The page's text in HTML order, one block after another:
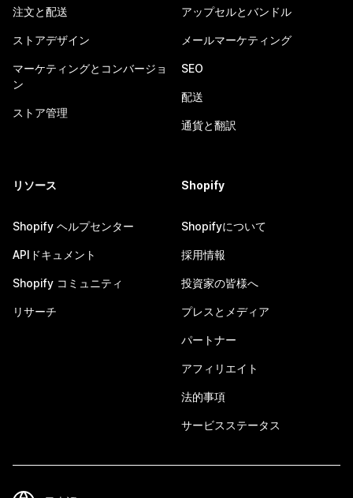
注文と配送
ストアデザイン
マーケティングとコンバージョ
ン
ストア管理
アップセルとバンドル
メールマーケティング
SEO
配送
通貨と翻訳
リソース
Shopify ヘルプセンター
APIドキュメント
Shopify コミュニティ
リサーチ
Shopify
Shopifyについて
採用情報
投資家の皆様へ
プレスとメディア
パートナー
アフィリエイト
法的事項
サービスステータス